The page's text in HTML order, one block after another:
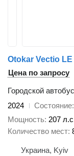
Otokar Vectio LE
Цена по запросу
Городской автобус
2024
Состояние
Мощность 207
Количество мест
Украина, Kyiv